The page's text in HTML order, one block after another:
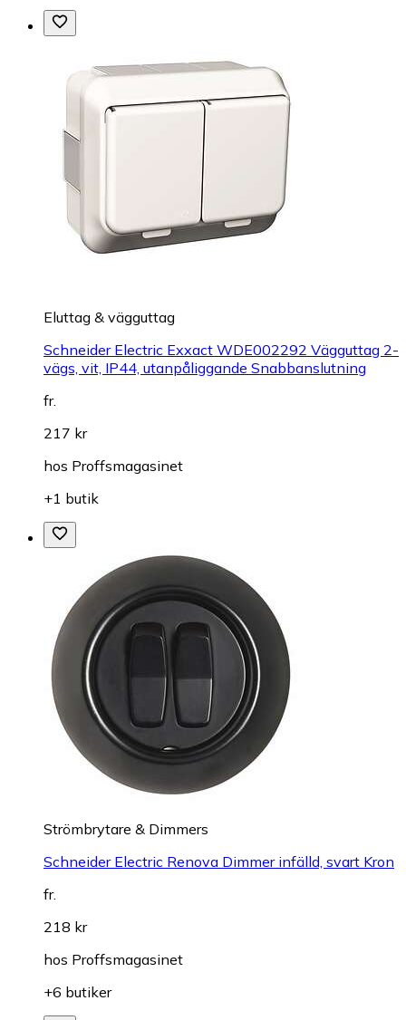
Eluttag & vägguttag
Schneider Electric Exxact WDE002292 Vägguttag 2-
vägs, vit, IP44, utanpåliggande Snabbanslutning
fr.
217 kr
hos Proffsmagasinet
+1 butik
Strömbrytare & Dimmers
Schneider Electric Renova Dimmer infälld, svart Kron
fr.
218 kr
hos Proffsmagasinet
+6 butiker